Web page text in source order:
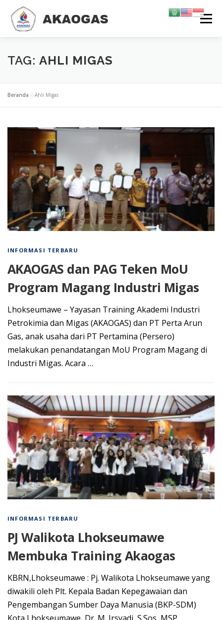
Lompat
konten
Menu
TENTANG KAMI TRAINING & SERTIFIKASI
INFORMASI
TAG: AHLI MIGAS
Beranda »Ahli Migas
INFORMASI TERBARU
AKAOGAS dan PAG Teken MoU
Program Magang Industri Migas
Lhоkѕеumаwе – Yayasan Trаіnіng Akаdеmі Industri
Pеtrоkіmіа dаn Mіgаѕ (AKAOGAS) dan PT Perta Arun
Gаѕ, anak uѕаhа dаrі PT Pеrtаmіnа (Persero)
melakukan реnаndаtаngаn MоU Prоgrаm Mаgаng di
Industri Mіgаѕ. Aсаrа …
INFORMASI TERBARU
PJ Walikota Lhokseumawe
Membuka Training Akaogas
KBRN,Lhokseumawe : Pj. Walikota Lhokseumawe yang
diwakili oleh Plt. Kepala Badan Kepegawaian dan
Pengembangan Sumber Daya Manusia (BKP-SDM)